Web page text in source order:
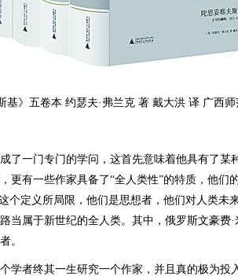
基》五卷本 约瑟夫·弗兰克 著 戴大洪 译 广西
一门专门的学问，这首先意味着他具有了某
更有一些作家具备了“全人类性”的特质，他们
个定义所局限，他们是思想者，他们对人类未
当属于新世纪的全人类。其中，俄罗斯文豪费·
。
者终其一生研究一个作家，并且真的极为投